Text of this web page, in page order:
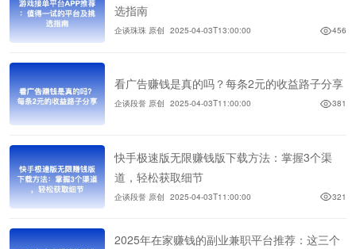
选指南
企谈珠珠 原创 2025-04-03T13:00:00 456
看广告赚钱是真的吗？每条2元的收益路子分享
企谈段誉 原创 2025-04-03T11:00:00 381
快手极速版无限赚钱版下载方法：掌握3个渠
道，轻松获取细节
企谈段誉 原创 2025-04-03T11:00:00 321
2025年在家赚钱的副业兼职平台推荐：这三个